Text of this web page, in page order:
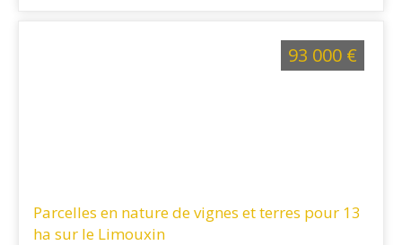
Parcelles en nature de vignes et terres pour 13
ha sur le Limouxin
93 000 €